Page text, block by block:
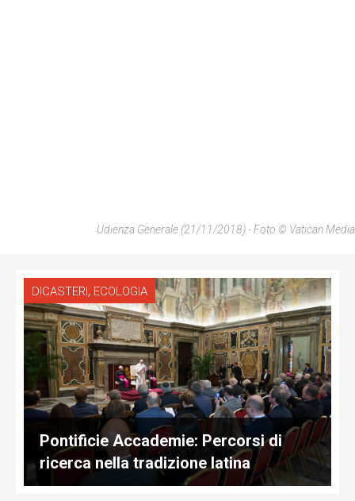
Udienza Generale (21/11/2018) - Foto © Vatican Media
DICASTERI, ECOLOGIA
Pontificie Accademie: Percorsi di
ricerca nella tradizione latina